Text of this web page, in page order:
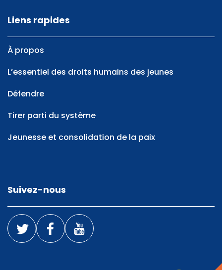
Liens rapides
À propos
L’essentiel des droits humains des jeunes
Défendre
Tirer parti du système
Jeunesse et consolidation de la paix
Suivez-nous